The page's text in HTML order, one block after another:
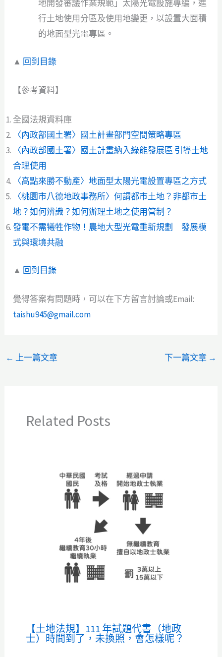
地開發審議作業規範」太陽光電設施專編，進
行土地使用分區及使用地變更，以設置大面積
的地面型光電專區。
▲ 回到目錄
【參考資料】
全國法規資料庫
〈內政部國土署〉國土計畫部門空間策略專區
〈內政部國土署〉國土計畫納入綠能發展區 引導土地
合理使用
〈高點來勝不動產〉地面型太陽光電設置專區之方式
〈桃園市八德地政事務所〉何謂都市土地？非都市土
地？如何辨識？如何辦理土地之使用管制？
發電不需犧牲作物！農地大型光電重新規劃 發展模
式與環境共融
▲ 回到目錄
覺得答案有問題時，可以在下方留言討論或Email:
taishu945@gmail.com
← 上一篇文章 下一篇文章 →
Related Posts
【土地法規】111 年試題代書（地政
士）時間到了，未換照，會怎樣呢？